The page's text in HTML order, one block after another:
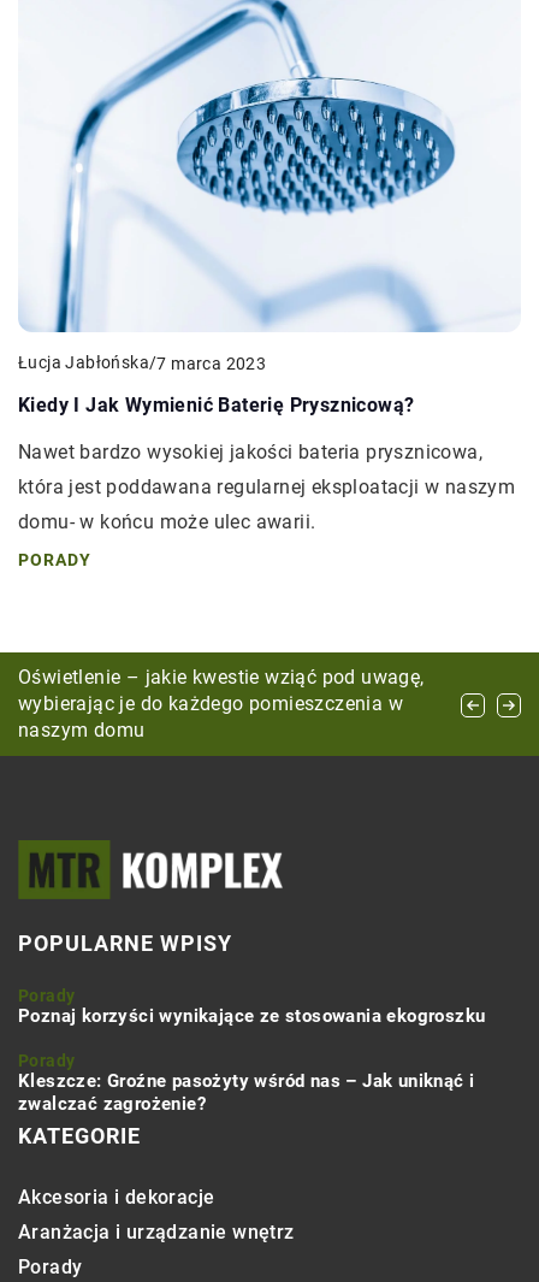
Łucja Jabłońska/7 marca 2023
Kiedy I Jak Wymienić Baterię Prysznicową?
Nawet bardzo wysokiej jakości bateria prysznicowa,
która jest poddawana regularnej eksploatacji w naszym
domu- w końcu może ulec awarii.
PORADY
Nowoczesne technologie w projektowaniu
funkcjonalnych mieszkań
Oświetlenie – jakie kwestie wziąć pod uwagę,
wybierając je do każdego pomieszczenia w
naszym domu
Poznaj korzyści wynikające ze stosowania
ekogroszku
POPULARNE WPISY
Porady
Poznaj korzyści wynikające ze stosowania ekogroszku
Porady
Kleszcze: Groźne pasożyty wśród nas – Jak uniknąć i
zwalczać zagrożenie?
KATEGORIE
Akcesoria i dekoracje
Aranżacja i urządzanie wnętrz
Porady